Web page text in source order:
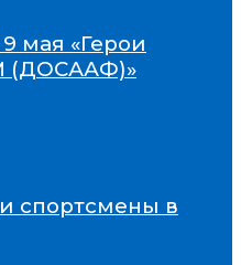
мая «Герои
(ДОСААФ)»
спортсмены в